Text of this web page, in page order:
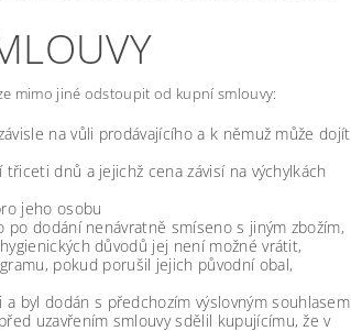
mimo jiné odstoupit od kupní smlouvy:
na vůli prodávajícího a k němuž může dojít
dnů a jejichž cena závisí na výchylkách
jeho osobu
po dodání nenávratně smíseno s jiným zbožím,
důvodů jej není možné vrátit,
pokud porušil jejich původní obal,
byl dodán s předchozím výslovným souhlasem
uzavřením smlouvy sdělil kupujícímu, že v